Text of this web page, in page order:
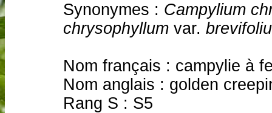
Synonymes : Campylium
chrysophyllum var.
Nom français : campylie à
Nom anglais : golden
Rang S : S5